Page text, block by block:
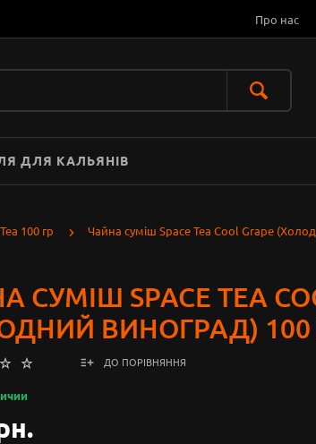
Про нас
ДЛЯ КАЛЬЯНІВ
100 гр Чайна суміш Space Tea Cool Grape
СУМІШ SPACE TEA
ВИНОГРАД) 100
ДО ПОРІВНЯННЯ